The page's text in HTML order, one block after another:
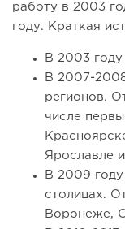
работу в 2003
году. Краткая
В 2003
В 2007-
регионов.
числе
Ярославле
В 2009
столицах.
Воронеже,